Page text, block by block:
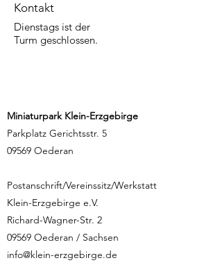
Kontakt
Dienstags ist der
Turm geschlossen.
Miniaturpark Klein-Erzgebirge
Parkplatz Gerichtsstr. 5
09569 Oederan
Postanschrift/Vereinssitz/Werkstatt
Klein-Erzgebirge e.V.
Richard-Wagner-Str. 2
09569 Oederan / Sachsen
info@klein-erzgebirge.de